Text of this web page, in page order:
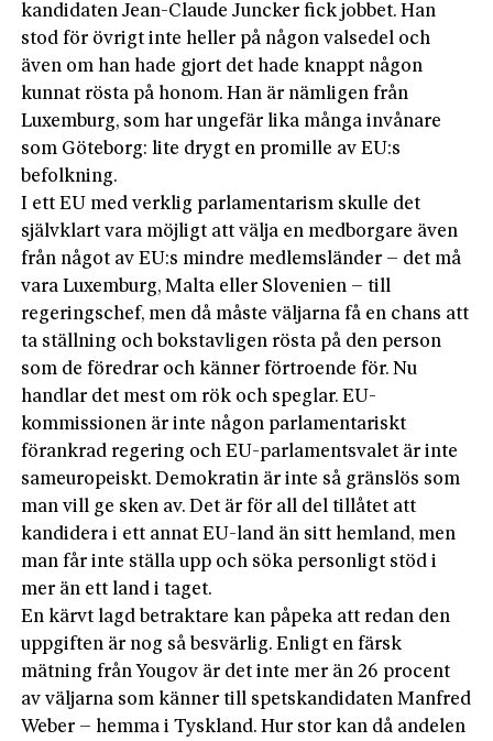
kandidaten Jean-Claude Juncker fick jobbet. Han
stod för övrigt inte heller på någon valsedel och
även om han hade gjort det hade knappt någon
kunnat rösta på honom. Han är nämligen från
Luxemburg, som har ungefär lika många invånare
som Göteborg: lite drygt en promille av EU:s
befolkning.
I ett EU med verklig parlamentarism skulle det
självklart vara möjligt att välja en medborgare även
från något av EU:s mindre medlemsländer – det må
vara Luxemburg, Malta eller Slovenien – till
regeringschef, men då måste väljarna få en chans att
ta ställning och bokstavligen rösta på den person
som de föredrar och känner förtroende för. Nu
handlar det mest om rök och speglar. EU-
kommissionen är inte någon parlamentariskt
förankrad regering och EU-parlamentsvalet är inte
sameuropeiskt. Demokratin är inte så gränslös som
man vill ge sken av. Det är för all del tillåtet att
kandidera i ett annat EU-land än sitt hemland, men
man får inte ställa upp och söka personligt stöd i
mer än ett land i taget.
En kärvt lagd betraktare kan påpeka att redan den
uppgiften är nog så besvärlig. Enligt en färsk
mätning från Yougov är det inte mer än 26 procent
av väljarna som känner till spetskandidaten Manfred
Weber – hemma i Tyskland. Hur stor kan då andelen